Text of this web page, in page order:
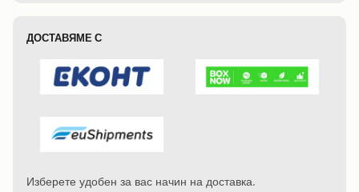
ДОСТАВЯМЕ С
Изберете удобен за вас начин на доставка.